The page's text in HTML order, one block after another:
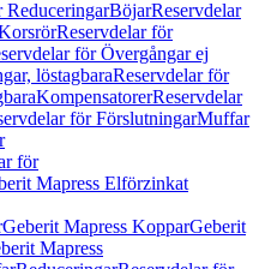
ReduceringarBöjarReservdelar
Reservdelar för
för Övergångar ej
löstagbaraReservdelar för
KompensatorerReservdelar
för FörslutningarMuffar
för
Mapress Elförzinkat
Geberit Mapress KopparGeberit
Mapress